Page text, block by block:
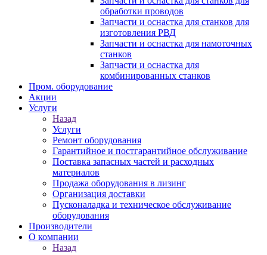
обработки проводов
Запчасти и оснастка для станков для
изготовления РВД
Запчасти и оснастка для намоточных
станков
Запчасти и оснастка для
комбинированных станков
Пром. оборудование
Акции
Услуги
Назад
Услуги
Ремонт оборудования
Гарантийное и постгарантийное обслуживание
Поставка запасных частей и расходных
материалов
Продажа оборудования в лизинг
Организация доставки
Пусконаладка и техническое обслуживание
оборудования
Производители
О компании
Назад